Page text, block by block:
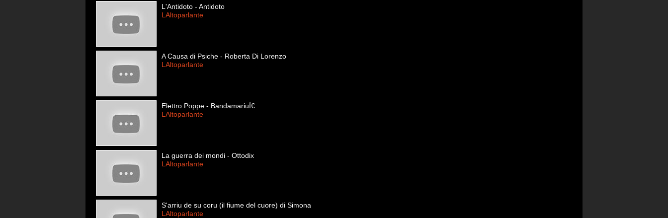
L'Antidoto - Antidoto
LAltoparlante
A Causa di Psiche - Roberta Di Lorenzo
LAltoparlante
Elettro Poppe - BandamariuÌ€
LAltoparlante
La guerra dei mondi - Ottodix
LAltoparlante
S'arriu de su coru (il fiume del cuore) di Simona
LAltoparlante